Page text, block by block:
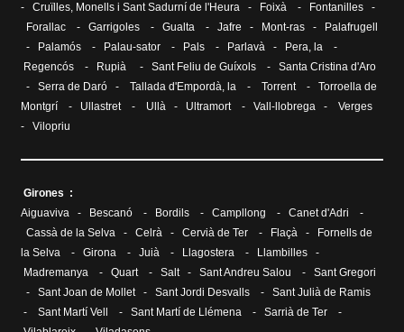
- Cruïlles, Monells i Sant Sadurní de l'Heura - Foixà - Fontanilles -
Forallac - Garrigoles - Gualta - Jafre - Mont-ras -
Palafrugell
-
Palamós - Palau-sator - Pals - Parlavà - Pera, la -
Regencós - Rupià - Sant Feliu de Guíxols - Santa Cristina d'Aro
- Serra de Daró - Tallada d'Empordà, la - Torrent - Torroella de
Montgrí - Ullastret- Ullà - Ultramort - Vall-llobrega - Verges
- Vilopriu
Girones :
Aiguaviva - Bescanó - Bordils - Campllong - Canet d'Adri
-
Cassà de la Selva - Celrà - Cervià de Ter - Flaçà -
Fornells de
la Selva - Girona - Juià - Llagostera - Llambilles -
Madremanya - Quart- Salt- Sant Andreu Salou - Sant Gregori
- Sant Joan de Mollet- Sant Jordi Desvalls - Sant Julià de Ramis
- Sant Martí Vell - Sant Martí de Llémena - Sarrià de Ter -